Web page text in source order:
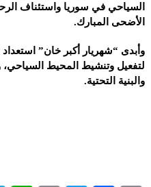
السياحي في ‏سوريا واستئناف
الأضحى المبارك.‏
وأبدى “شهريار أكبر خان” استعداد
لتفعيل وتنشيط ‏المحيط
والبنية التحتية.‏